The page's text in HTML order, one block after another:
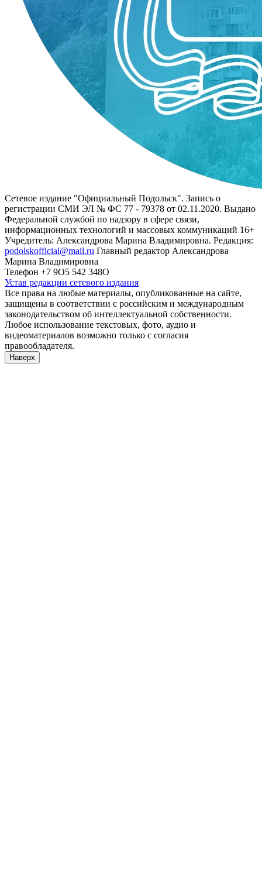
Сетевое издание "Официальный Подольск". Запись о
регистрации СМИ ЭЛ № ФС 77 - 79378 от 02.11.2020. Выдано
Федеральной службой по надзору в сфере связи,
информационных технологий и массовых коммуникаций 16+
Учредитель: Александрова Марина Владимировна. Редакция:
podolskofficial@mail.ru Главный редактор Александрова
Марина Владимировна
Телефон +7 9О5 542 348О
Устав редакции сетевого издания
Все права на любые материалы, опубликованные на сайте,
защищены в соответствии с российским и международным
законодательством об интеллектуальной собственности.
Любое использование текстовых, фото, аудио и
видеоматериалов возможно только с согласия
правообладателя.
Наверх